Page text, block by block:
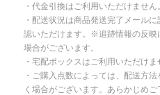
・代金引換はご利用いただけません。
・配送状況は商品発送完了メール
認いただけます。※追跡情報の反映
場合がございます。
・宅配ボックスはご利用いただけま
・ご購入点数によっては、配送方
く場合がございます。あらかじめご